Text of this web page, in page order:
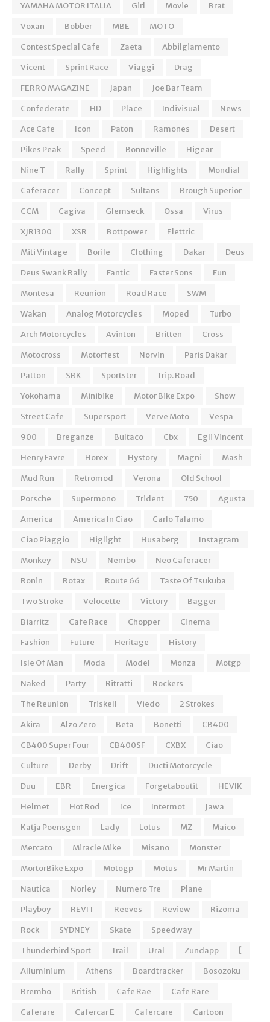
YAMAHA MOTOR ITALIA Girl Movie
Brat
Voxan
Bobber MBE
MOTO
Contest Special Cafe
Zaeta
Abbilgiamento
Vicent
Sprint Race Viaggi
Drag
FERRO MAGAZINE
Japan
Joe Bar Team
Confederate
HD Place Indivisual
News
Ace Cafe
Icon Paton Ramones
Desert
Pikes Peak
Speed Bonneville
Higear
Nine T
Rally Sprint Highlights
Mondial
Caferacer
Concept Sultans
Brough Superior
CCM
Cagiva Glemseck Ossa
Virus
XJR1300
XSR Bottpower
Elettric
Miti Vintage
Borile Clothing Dakar
Deus
Deus Swank Rally
Fantic Faster Sons
Fun
Montesa
Reunion Road Race
SWM
Wakan
Analog Motorcycles Moped
Turbo
Arch Motorcycles
Avinton Britten
Cross
Motocross
Motorfest Norvin
Paris Dakar
Patton
SBK Sportster
Trip. Road
Yokohama
Minibike Motor Bike Expo
Show
Street Cafe
Supersport Verve Moto
Vespa
900
Breganze Bultaco Cbx
Egli Vincent
Henry Favre
Horex Hystory Magni
Mash
Mud Run
Retromod Verona
Old School
Porsche
Supermono Trident 750
Agusta
America
America In Ciao
Carlo Talamo
Ciao Piaggio
Higlight Husaberg
Instagram
Monkey
NSU Nembo
Neo Caferacer
Ronin
Rotax Route 66
Taste Of Tsukuba
Two Stroke
Velocette Victory
Bagger
Biarritz
Cafe Race Chopper
Cinema
Fashion
Future Heritage
History
Isle Of Man
Moda Model Monza
Motgp
Naked
Party Ritratti
Rockers
The Reunion
Triskell Viedo
2 Strokes
Akira
Alzo Zero Beta Bonetti
CB400
CB400 Super Four
CB400SF CXBX
Ciao
Culture
Derby Drift
Ducti Motorcycle
Duu
EBR Energica Forgetaboutit
HEVIK
Helmet
Hot Rod Ice Intermot
Jawa
Katja Poensgen
Lady Lotus MZ
Maico
Mercato
Miracle Mike Misano
Monster
MortorBike Expo
Motogp Motus
Mr Martin
Nautica
Norley Numero Tre
Plane
Playboy
REVIT Reeves Review
Rizoma
Rock
SYDNEY Skate
Speedway
Thunderbird Sport
Trail Ural Zundapp
[
Alluminium
Athens Boardtracker
Bosozoku
Brembo
British Cafe Rae
Cafe Rare
Caferare
Cafercar E Cafercare
Cartoon